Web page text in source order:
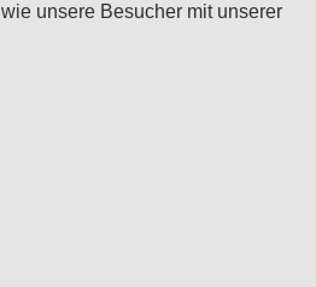
unsere Besucher mit unserer